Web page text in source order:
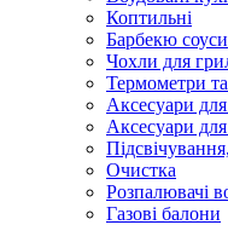
Коптильні
Барбекю соуси
Чохли для
Термометри
Аксесуари
Аксесуари
Очистка
Розпалювачі
Газові балони